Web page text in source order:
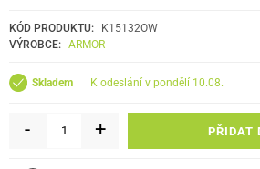
KÓD PRODUKTU:
K15132OW
VÝROBCE: ARMOR
Skladem k odeslání v pondělí 10.08.
- + PŘIDAT